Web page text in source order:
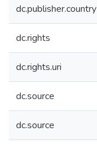
dc.publisher.country
dc.rights
dc.rights.uri
dc.source
dc.source